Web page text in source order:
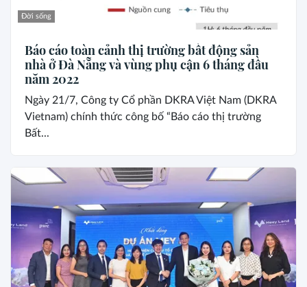
Đời sống
Báo cáo toàn cảnh thị trường bất động sản
nhà ở Đà Nẵng và vùng phụ cận 6 tháng đầu
năm 2022
Ngày 21/7, Công ty Cổ phần DKRA Việt Nam (DKRA
Vietnam) chính thức công bố “Báo cáo thị trường
Bất...